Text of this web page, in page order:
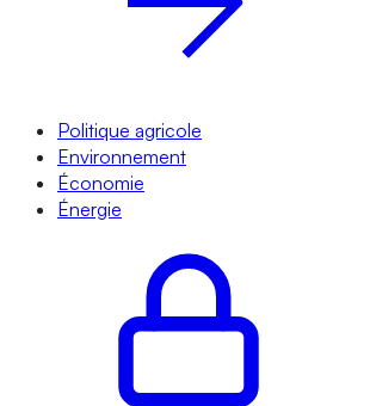
Politique agricole
Environnement
Économie
Énergie